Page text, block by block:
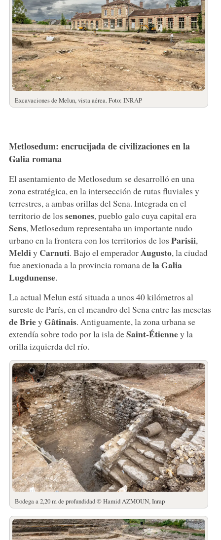
Excavaciones de Melun, vista aérea. Foto: INRAP
Metlosedum: encrucijada de civilizaciones en la
Galia romana
El asentamiento de Metlosedum se desarrolló en una
zona estratégica, en la intersección de rutas fluviales y
terrestres, a ambas orillas del Sena. Integrada en el
territorio de los senones, pueblo galo cuya capital era
Sens, Metlosedum representaba un importante nudo
urbano en la frontera con los territorios de los Parisii,
Meldiy Carnuti. Bajo el emperadorAugusto, la ciudad
fue anexionada a la provincia romana dela Galia
Lugdunense.
La actual Melun está situada a unos 40 kilómetros al
sureste de París, en el meandro del Sena entre las mesetas
de Briey Gâtinais. Antiguamente, la zona urbana se
extendía sobre todo por la isla deSaint-Étienney la
orilla izquierda del río.
Bodega a 2,20 m de profundidad © Hamid AZMOUN, Inrap